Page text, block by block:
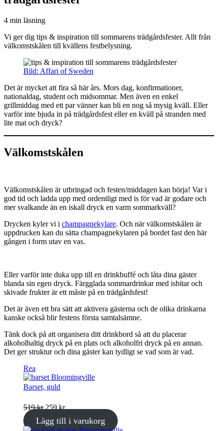
4 min läsning
Vi ger dig tips & inspiration till sommarens trädgårdsfester. Allt från
välkomstskålen till kvällens festbelysning.
Bild: Affari of Sweden
Det är mycket att fira så här års. Mors dag, konfirmationer,
nationaldag, student och midsommar. Men även en enkel
grillmiddag med ett par vänner kan bli en nog så mysig kväll. Eller
varför inte bjuda in på trädgårdsfest eller en kväll på stranden med
lite mat och dryck?
Välkomstskålen
Välkomstskålen är utbringad och festen/middagen kan börja! Var i
god tid och ladda upp med ordentligt med is för vad är godare och
mer svalkande än en iskall dryck en varm sommarkväll?
Drycken kyler vi i champagnekylare. Och när välkomstskålen är
uppdrucken kan du sätta champagnekylaren på bordet fast den här
gången i form utav en vas.
Eller varför inte duka upp till en drinkbuffé och låta dina gäster
blanda sin egen dryck. Färgglada sommardrinkar med isbitar och
skivade frukter är ett måste på en trädgårdsfest!
Det är även ett bra sätt att aktivera gästerna och de olika drinkarna
kanske också blir festens första samtalsämne.
Tänk dock på att organisera ditt drinkbord så att du placerar
alkoholhaltig dryck på en plats och alkoholfri dryck på en annan.
Det ger struktur och dina gäster kan tydligt se vad som är vad.
Rea
på
rea
Barset, guld
519krDet
ursprungliga
priset
259krDet
nuvarande
priset
Lägg till i varukorg